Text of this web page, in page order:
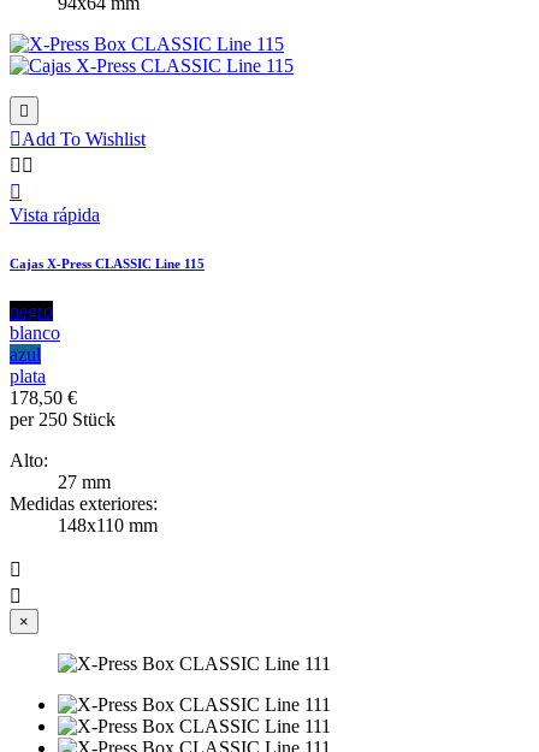

Add To Wishlist
 

Vista rápida
Cajas X-Press CLASSIC Line 115
negro
blanco
azul
plata
178,50 €
per 250 Stück
Alto:
27 mm
Medidas exteriores:
148x110 mm


×